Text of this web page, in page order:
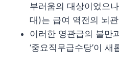
부러움의 대상이었으
대)는 급여 역전의 뇌
이러한 영관급의 불만
‘중요직무급수당’이